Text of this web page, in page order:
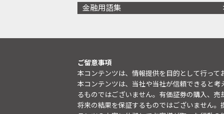
金融用語集
ご留意事項
本コンテンツは、情報提供を目的として行って
本コンテンツは、当社や当社が信頼できると
るものではございません。有価証券の購入、
将来の結果を保証するものではございません